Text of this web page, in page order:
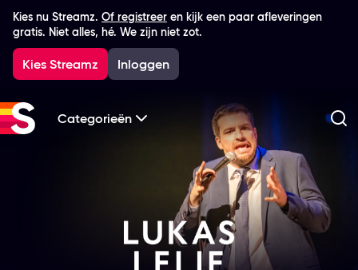
Kies nu Streamz. Of registreer en kijk een paar afleveringen
gratis. Niet alles, hé. We zijn niet zot.
Kies Streamz Inloggen
Categorieën
Lukas Lelie -